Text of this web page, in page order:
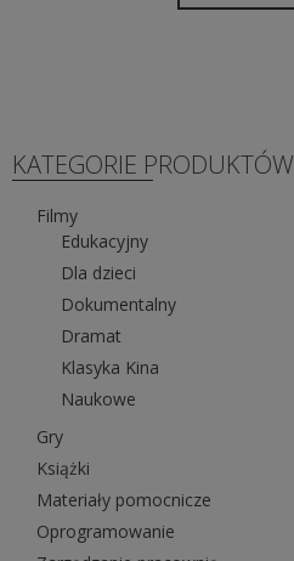
KATEGORIE PRODUKTÓW
Filmy
Edukacyjny
Dla dzieci
Dokumentalny
Dramat
Klasyka Kina
Naukowe
Gry
Książki
Materiały pomocnicze
Oprogramowanie